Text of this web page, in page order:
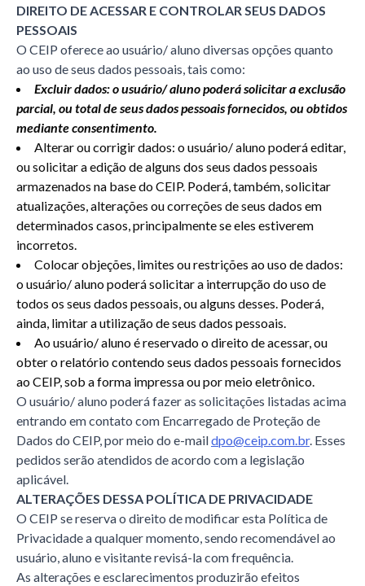
DIREITO DE ACESSAR E CONTROLAR SEUS DADOS
PESSOAIS
O CEIP oferece ao usuário/ aluno diversas opções quanto
ao uso de seus dados pessoais, tais como:
Excluir dados: o usuário/ aluno poderá solicitar a exclusão
parcial, ou total de seus dados pessoais fornecidos, ou obtidos
mediante consentimento.
Alterar ou corrigir dados: o usuário/ aluno poderá editar,
ou solicitar a edição de alguns dos seus dados pessoais
armazenados na base do CEIP. Poderá, também, solicitar
atualizações, alterações ou correções de seus dados em
determinados casos, principalmente se eles estiverem
incorretos.
Colocar objeções, limites ou restrições ao uso de dados:
o usuário/ aluno poderá solicitar a interrupção do uso de
todos os seus dados pessoais, ou alguns desses. Poderá,
ainda, limitar a utilização de seus dados pessoais.
Ao usuário/ aluno é reservado o direito de acessar, ou
obter o relatório contendo seus dados pessoais fornecidos
ao CEIP, sob a forma impressa ou por meio eletrônico.
O usuário/ aluno poderá fazer as solicitações listadas acima
entrando em contato com Encarregado de Proteção de
Dados do CEIP, por meio do e-maildpo@ceip.com.br. Esses
pedidos serão atendidos de acordo com a legislação
aplicável.
ALTERAÇÕES DESSA POLÍTICA DE PRIVACIDADE
O CEIP se reserva o direito de modificar esta Política de
Privacidade a qualquer momento, sendo recomendável ao
usuário, aluno e visitante revisá-la com frequência.
As alterações e esclarecimentos produzirão efeitos